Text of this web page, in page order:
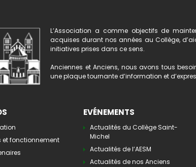
L’Association a comme objectifs de
acquises durant nos années au Collège,
initiatives prises dans ce sens.
Anciennes et Anciens, nous avons tous
une plaque tournante d’information et
et fonctionnement
EVÉNEMENTS
Actualités du Collège Saint-
Michel
Actualités de l’AESM
Actualités de nos Anciens